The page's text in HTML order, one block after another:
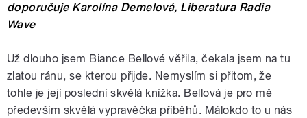
doporučuje Karolína Demelová, Liberatura Radia
Wave
Už dlouho jsem Biance Bellové věřila, čekala jsem na tu
zlatou ránu, se kterou přijde. Nemyslím si přitom, že
tohle je její poslední skvělá knížka. Bellová je pro mě
především skvělá vypravěčka příběhů. Málokdo to u nás